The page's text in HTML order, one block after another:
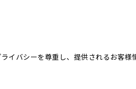
バシーを尊重し、提供されるお客様